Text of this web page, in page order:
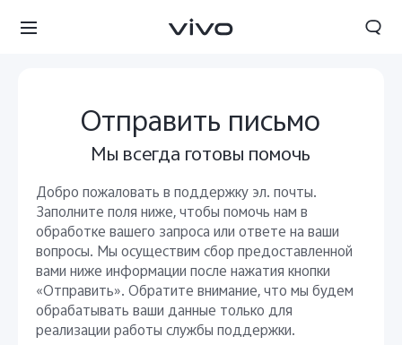
Отправить письмо
Мы всегда готовы помочь
Добро пожаловать в поддержку эл. почты.
Заполните поля ниже, чтобы помочь нам в
обработке вашего запроса или ответе на ваши
вопросы. Мы осуществим сбор предоставленной
вами ниже информации после нажатия кнопки
«Отправить». Обратите внимание, что мы будем
обрабатывать ваши данные только для
реализации работы службы поддержки.